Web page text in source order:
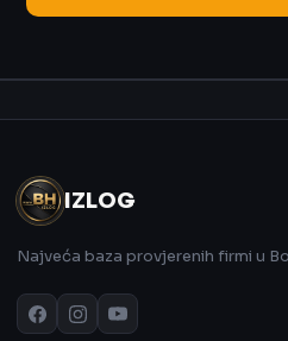
IZLOG
Najveća baza provjerenih firmi u